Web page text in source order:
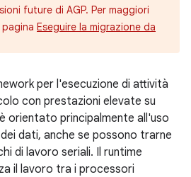
future di AGP. Per maggiori
Eseguire la migrazione da
per l'esecuzione di attività
con prestazioni elevate su
orientato principalmente all'uso
dati, anche se possono trarne
di lavoro seriali. Il runtime
il lavoro tra i processori